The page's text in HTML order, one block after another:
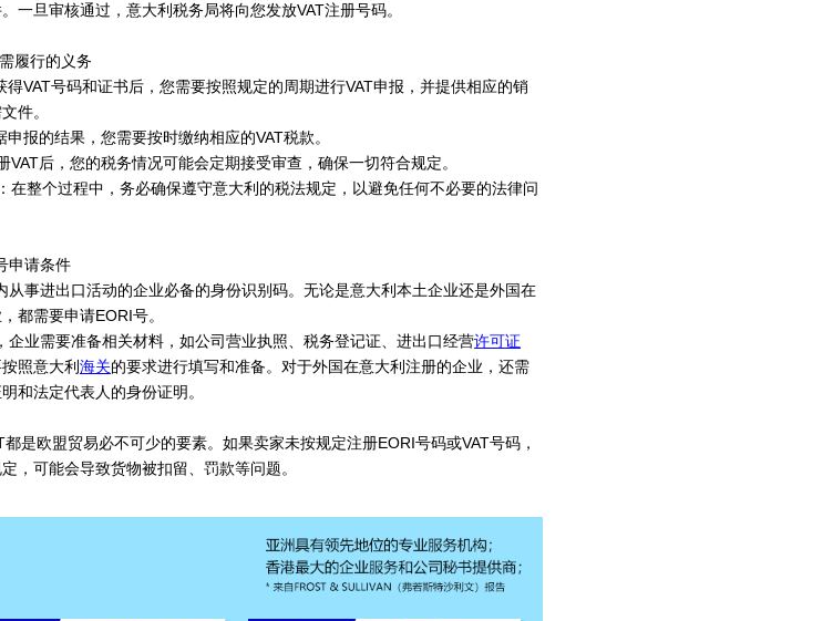
一旦审核通过，意大利税务局将向您发放VAT注册号码。
履行的义务
得VAT号码和证书后，您需要按照规定的周期进行VAT申报，并提供相应的销
件。
申报的结果，您需要按时缴纳相应的VAT税款。
VAT后，您的税务情况可能会定期接受审查，确保一切符合规定。
在整个过程中，务必确保遵守意大利的税法规定，以避免任何不必要的法律问
申请条件
从事进出口活动的企业必备的身份识别码。无论是意大利本土企业还是外国在
都需要申请EORI号。
企业需要准备相关材料，如公司营业执照、税务登记证、进出口经营许可证
照意大利 海关的要求进行填写和准备。对于外国在意大利注册的企业，还需
和法定代表人的身份证明。
都是欧盟贸易必不可少的要素。如果卖家未按规定注册EORI号码或VAT号码，
，可能会导致货物被扣留、罚款等问题。